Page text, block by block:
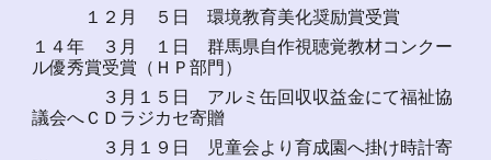
１２月 ５日 環境教育美化奨励賞受賞
１４年 ３月 １日 群馬県自作視聴覚教材コンクー
ル優秀賞受賞（ＨＰ部門）
３月１５日 アルミ缶回収収益金にて福祉協
議会へＣＤラジカセ寄贈
３月１９日 児童会より育成園へ掛け時計寄